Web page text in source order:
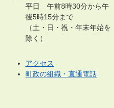
平日 午前8時30分から午
後5時15分まで
（土・日・祝・年末年始を
除く）
アクセス
町政の組織・直通電話